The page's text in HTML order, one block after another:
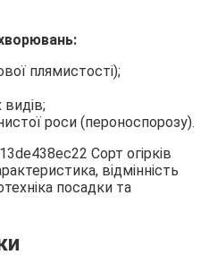
плямистості);
видів;
роси (пероноспорозу).